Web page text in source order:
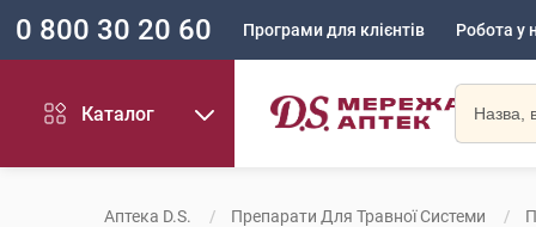
0 800 30 20 60 Програми для клієнтів Робота у
Каталог
Аптека D.S. Препарати Для Травної Системи